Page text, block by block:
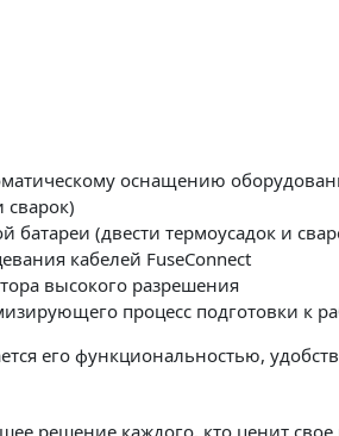
оснащению
сварок)
(двести термоусадок и
кабелей FuseConnect
высокого разрешения
процесс подготовки к
его функциональностью,
решение каждого, кто ценит свое